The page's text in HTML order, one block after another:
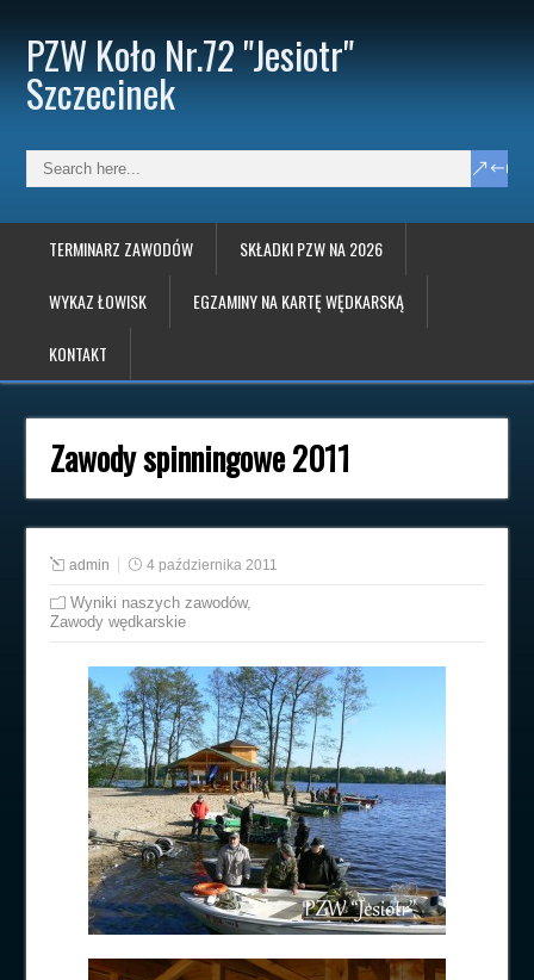
PZW Koło Nr.72 "Jesiotr"
Szczecinek
TERMINARZ ZAWODÓW SKŁADKI PZW NA 2026
WYKAZ ŁOWISK EGZAMINY NA KARTĘ WĘDKARSKĄ
KONTAKT
Zawody spinningowe 2011
admin 4 października 2011
Wyniki naszych zawodów,
Zawody wędkarskie